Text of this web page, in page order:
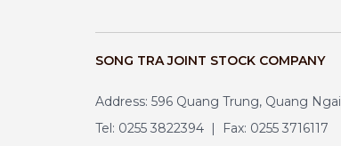
SONG TRA JOINT STOCK COMPANY
Address: 596 Quang Trung, Quang Ngai
Tel: 0255 3822394 | Fax: 0255 3716117